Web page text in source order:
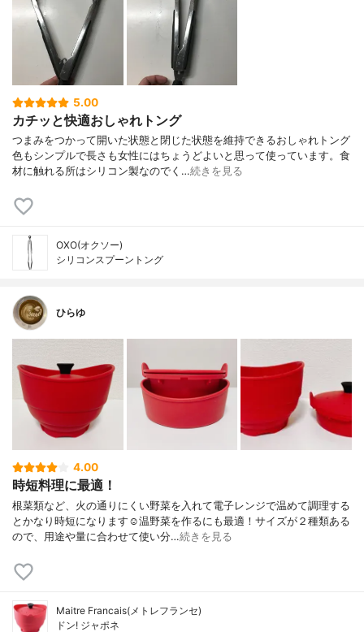
5.00
カチッと快適おしゃれトング
つまみをつかって開いた状態と閉じた状態を維持できるおしゃれトング
色もシンプルで長さも女性にはちょうどよいと思って使っています。食
材に触れる所はシリコン製なのでく…続きを見る
OXO(オクソー)
シリコンスプーントング
ひらゆ
4.00
時短料理に最適！
根菜類など、火の通りにくい野菜を入れて電子レンジで温めて調理する
とかなり時短になります☺️温野菜を作るにも最適！サイズが２種類ある
ので、用途や量に合わせて使い分…続きを見る
Maitre Francais(メトレフランセ)
ドン! ジャポネ